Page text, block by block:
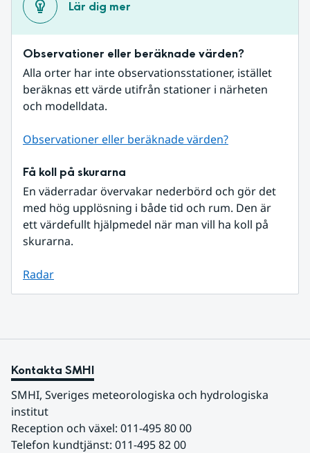
Lär dig mer
Observationer eller beräknade värden?
Alla orter har inte observationsstationer, istället
beräknas ett värde utifrån stationer i närheten
och modelldata.
Observationer eller beräknade värden?
Få koll på skurarna
En väderradar övervakar nederbörd och gör det
med hög upplösning i både tid och rum. Den är
ett värdefullt hjälpmedel när man vill ha koll på
skurarna.
Radar
Kontakta SMHI
SMHI, Sveriges meteorologiska och hydrologiska
institut
Reception och växel: 011-495 80 00
Telefon kundtjänst: 011-495 82 00